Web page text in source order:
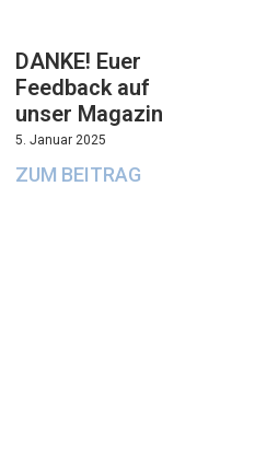
DANKE! Euer
Feedback auf
unser Magazin
5. Januar 2025
ZUM BEITRAG